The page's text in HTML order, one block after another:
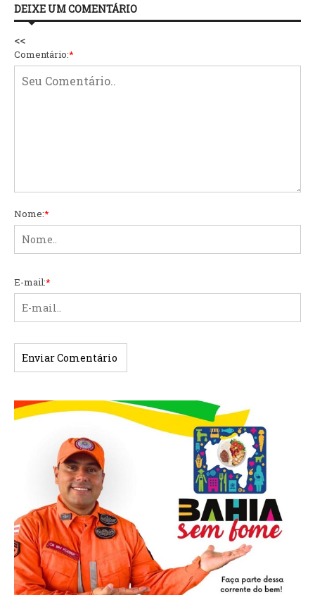
DEIXE UM COMENTÁRIO
<<
Comentário:*
Nome:*
E-mail:*